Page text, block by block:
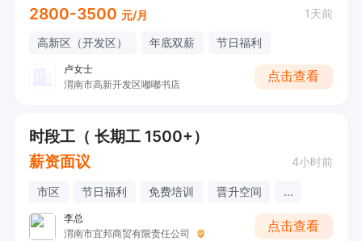
2800-3500 元/月 1天前
高新区（开发区） 年底双薪 节日福利
卢女士
渭南市高新开发区嘟嘟书店
点击查看
时段工（ 长期工 1500+）
薪资面议
4小时前
市区 节日福利 免费培训 晋升空间 ...
李总
渭南市宜邦商贸有限责任公司
点击查看